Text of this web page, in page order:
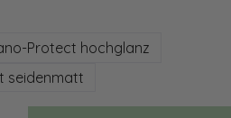
Protect hochglanz
seidenmatt
Gib den gewünschten Wert ein oder